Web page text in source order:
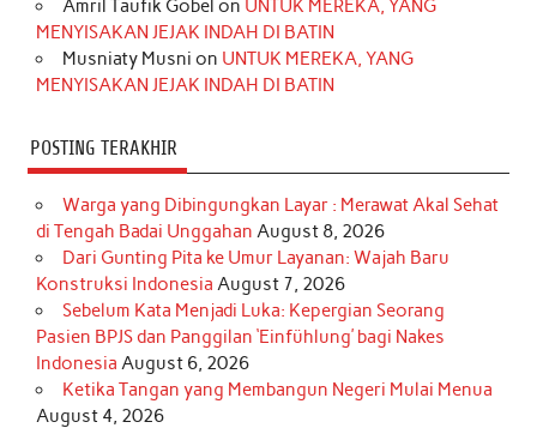
m
t
Amril Taufik Gobel on UNTUK MEREKA, YANG
MENYISAKAN JEJAK INDAH DI BATIN
Musniaty Musni on UNTUK MEREKA, YANG
MENYISAKAN JEJAK INDAH DI BATIN
POSTING TERAKHIR
Warga yang Dibingungkan Layar : Merawat Akal Sehat
di Tengah Badai Unggahan August 8, 2026
Dari Gunting Pita ke Umur Layanan: Wajah Baru
Konstruksi Indonesia August 7, 2026
Sebelum Kata Menjadi Luka: Kepergian Seorang
Pasien BPJS dan Panggilan ‘Einfühlung’ bagi Nakes
Indonesia August 6, 2026
Ketika Tangan yang Membangun Negeri Mulai Menua
August 4, 2026